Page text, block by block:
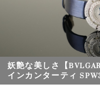
妖艶な美しさ【
インカンターティ